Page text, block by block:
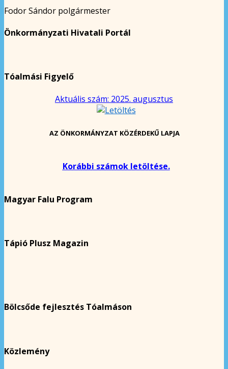
Fodor Sándor polgármester
Önkormányzati Hivatali Portál
Tóalmási Figyelő
Aktuális szám: 2025. augusztus
AZ ÖNKORMÁNYZAT KÖZÉRDEKŰ LAPJA
Korábbi számok letöltése.
Magyar Falu Program
Tápió Plusz Magazin
Bölcsőde fejlesztés Tóalmáson
Közlemény